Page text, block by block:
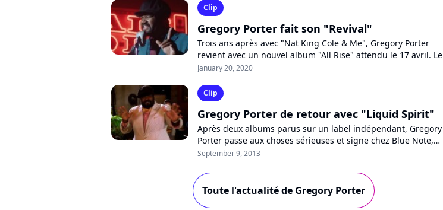
Clip
Gregory Porter fait son "Revival"
Trois ans après avec "Nat King Cole & Me", Gregory Porter
revient avec un nouvel album "All Rise" attendu le 17 avril. Le
jazzman propose un premier single...
January 20, 2020
Clip
Gregory Porter de retour avec "Liquid Spirit"
Après deux albums parus sur un label indépendant, Gregory
Porter passe aux choses sérieuses et signe chez Blue Note,
écurie de la major Universal Music...
September 9, 2013
Toute l'actualité de Gregory Porter